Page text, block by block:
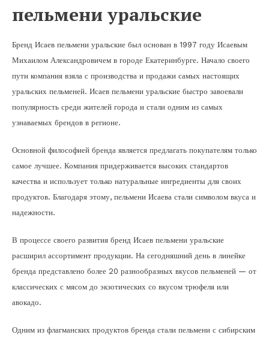
пельмени уральские
Бренд Исаев пельмени уральские был основан в 1997 году Исаевым
Михаилом Александровичем в городе Екатеринбурге. Начало своего
пути компания взяла с производства и продажи самых настоящих
уральских пельменей. Исаев пельмени уральские быстро завоевали
популярность среди жителей города и стали одним из самых
узнаваемых брендов в регионе.
Основной философией бренда является предлагать покупателям только
самое лучшее. Компания придерживается высоких стандартов
качества и использует только натуральные ингредиенты для своих
продуктов. Благодаря этому, пельмени Исаева стали символом вкуса и
надежности.
В процессе своего развития бренд Исаев пельмени уральские
расширил ассортимент продукции. На сегодняшний день в линейке
бренда представлено более 20 разнообразных вкусов пельменей — от
классических с мясом до экзотических со вкусом трюфеля или
авокадо.
Одним из флагманских продуктов бренда стали пельмени с сибирским